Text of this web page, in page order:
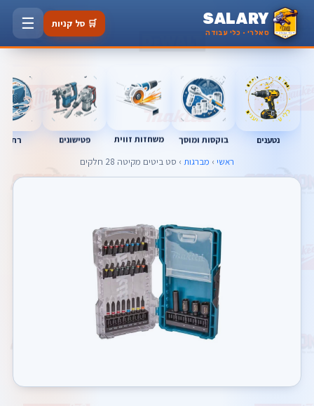
SALARY
סאלרי · כלי עבודה
🛒 סל קניות ☰
נטענים בוקסות ומוסך משחזות זווית פטישונים
ראשי › מברגות › סט ביטים מקיטה 28 חלקים